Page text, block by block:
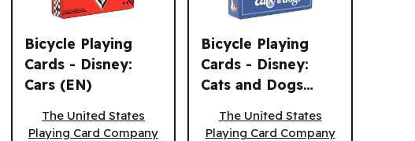
Bicycle Playing
Cards - Disney:
Cars (EN)
The United States
Playing Card Company
Bicycle Playing
Cards - Disney:
Cats and Dogs
The United States
Playing Card Company